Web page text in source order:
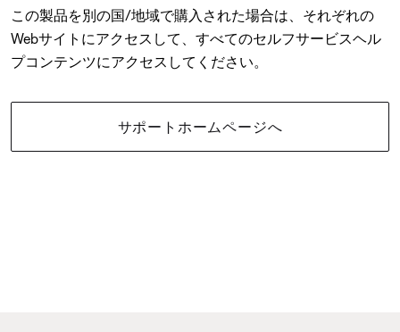
この製品を別の国/地域で購入された場合は、それぞれの
Webサイトにアクセスして、すべてのセルフサービスヘル
プコンテンツにアクセスしてください。
サポートホームページへ